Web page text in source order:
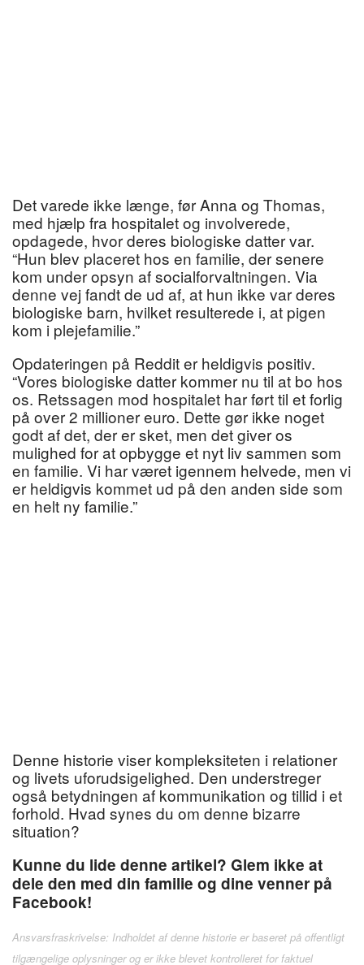
Det varede ikke længe, før Anna og Thomas,
med hjælp fra hospitalet og involverede,
opdagede, hvor deres biologiske datter var.
“Hun blev placeret hos en familie, der senere
kom under opsyn af socialforvaltningen. Via
denne vej fandt de ud af, at hun ikke var deres
biologiske barn, hvilket resulterede i, at pigen
kom i plejefamilie.”
Opdateringen på Reddit er heldigvis positiv.
“Vores biologiske datter kommer nu til at bo hos
os. Retssagen mod hospitalet har ført til et forlig
på over 2 millioner euro. Dette gør ikke noget
godt af det, der er sket, men det giver os
mulighed for at opbygge et nyt liv sammen som
en familie. Vi har været igennem helvede, men vi
er heldigvis kommet ud på den anden side som
en helt ny familie.”
Denne historie viser kompleksiteten i relationer
og livets uforudsigelighed. Den understreger
også betydningen af kommunikation og tillid i et
forhold. Hvad synes du om denne bizarre
situation?
Kunne du lide denne artikel? Glem ikke at
dele den med din familie og dine venner på
Facebook!
Ansvarsfraskrivelse: Indholdet af denne historie er baseret på offentligt
tilgængelige oplysninger og er ikke blevet kontrolleret for faktuel